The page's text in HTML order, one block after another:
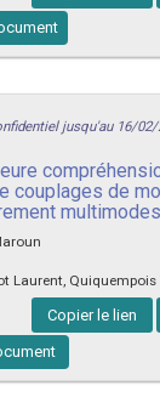
jusqu'au 16/02/
couplages de
multimodes
Laurent, Quiquempois
Copier le lien